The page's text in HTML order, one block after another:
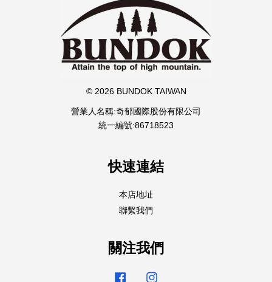
© 2026 BUNDOK TAIWAN
營業人名稱:奇郁國際股份有限公司
統一編號:86718523
快速連結
本店地址
聯繫我們
關注我們
Facebook